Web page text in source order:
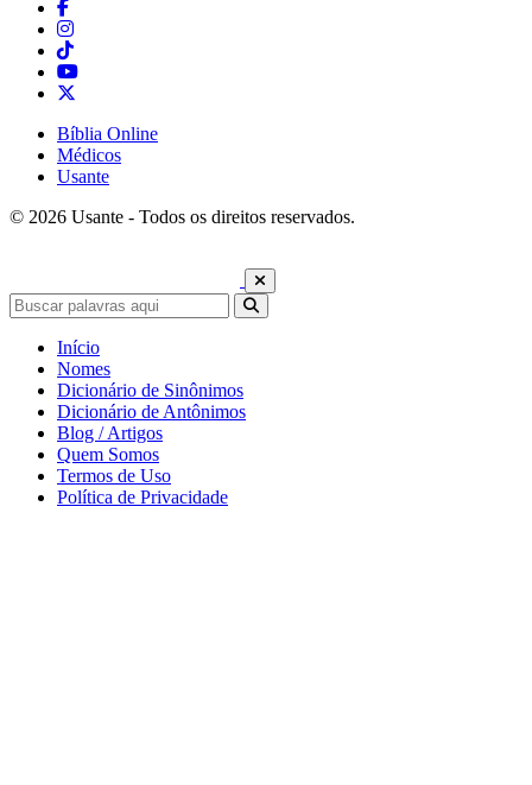
Bíblia Online
Médicos
Usante
© 2026 Usante - Todos os direitos reservados.
Início
Nomes
Dicionário de Sinônimos
Dicionário de Antônimos
Blog / Artigos
Quem Somos
Termos de Uso
Política de Privacidade